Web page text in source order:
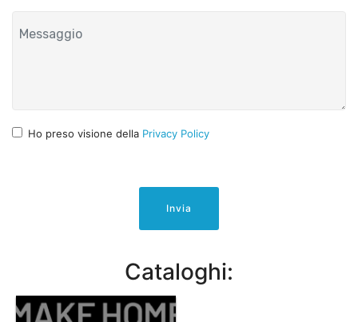
Ho preso visione della Privacy Policy
Invia
Cataloghi: